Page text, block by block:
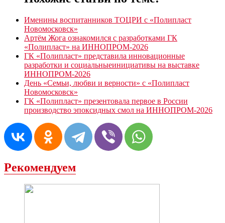
Именины воспитанников ТОЦРИ с «Полипласт
Новомосковск»
Артём Жога ознакомился с разработками ГК
«Полипласт» на ИННОПРОМ-2026
ГК «Полипласт» представила инновационные
разработки и социальныеинициативы на выставке
ИННОПРОМ-2026
День «Семьи, любви и верности» с «Полипласт
Новомосковск»
ГК «Полипласт» презентовала первое в России
производство эпоксидных смол на ИННОПРОМ-2026
Рекомендуем